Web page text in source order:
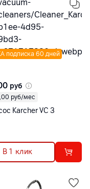
подписка 60 дней
руб
руб/мес
Karcher VC 3
В 1 клик